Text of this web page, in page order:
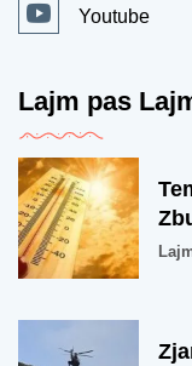
Youtube
Lajm pas